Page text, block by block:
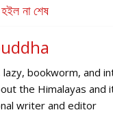
না শেষ
lazy, bookworm, and
the Himalayas and
writer and editor